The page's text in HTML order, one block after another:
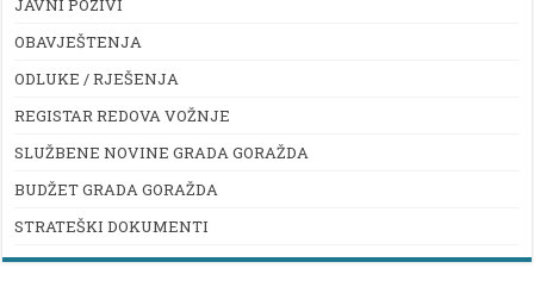
JAVNI POZIVI
OBAVJEŠTENJA
ODLUKE / RJEŠENJA
REGISTAR REDOVA VOŽNJE
SLUŽBENE NOVINE GRADA GORAŽDA
BUDŽET GRADA GORAŽDA
STRATEŠKI DOKUMENTI